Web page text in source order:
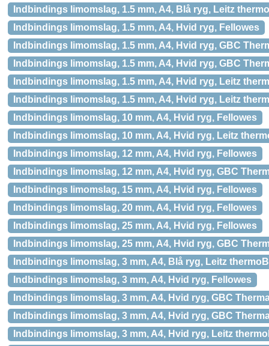
Indbindings limomslag, 1.5 mm, A4, Blå ryg, Leitz
Indbindings limomslag, 1.5 mm, A4, Hvid ryg, Fellowes
Indbindings limomslag, 1.5 mm, A4, Hvid ryg, GBC
Indbindings limomslag, 1.5 mm, A4, Hvid ryg, GBC
Indbindings limomslag, 1.5 mm, A4, Hvid ryg, Leitz
Indbindings limomslag, 1.5 mm, A4, Hvid ryg, Leitz
Indbindings limomslag, 10 mm, A4, Hvid ryg, Fellowes
Indbindings limomslag, 10 mm, A4, Hvid ryg, Leitz
Indbindings limomslag, 12 mm, A4, Hvid ryg, Fellowes
Indbindings limomslag, 12 mm, A4, Hvid ryg, GBC
Indbindings limomslag, 15 mm, A4, Hvid ryg, Fellowes
Indbindings limomslag, 20 mm, A4, Hvid ryg, Fellowes
Indbindings limomslag, 25 mm, A4, Hvid ryg, Fellowes
Indbindings limomslag, 25 mm, A4, Hvid ryg, GBC
Indbindings limomslag, 3 mm, A4, Blå ryg, Leitz
Indbindings limomslag, 3 mm, A4, Hvid ryg, Fellowes
Indbindings limomslag, 3 mm, A4, Hvid ryg, GBC
Indbindings limomslag, 3 mm, A4, Hvid ryg, GBC
Indbindings limomslag, 3 mm, A4, Hvid ryg, Leitz